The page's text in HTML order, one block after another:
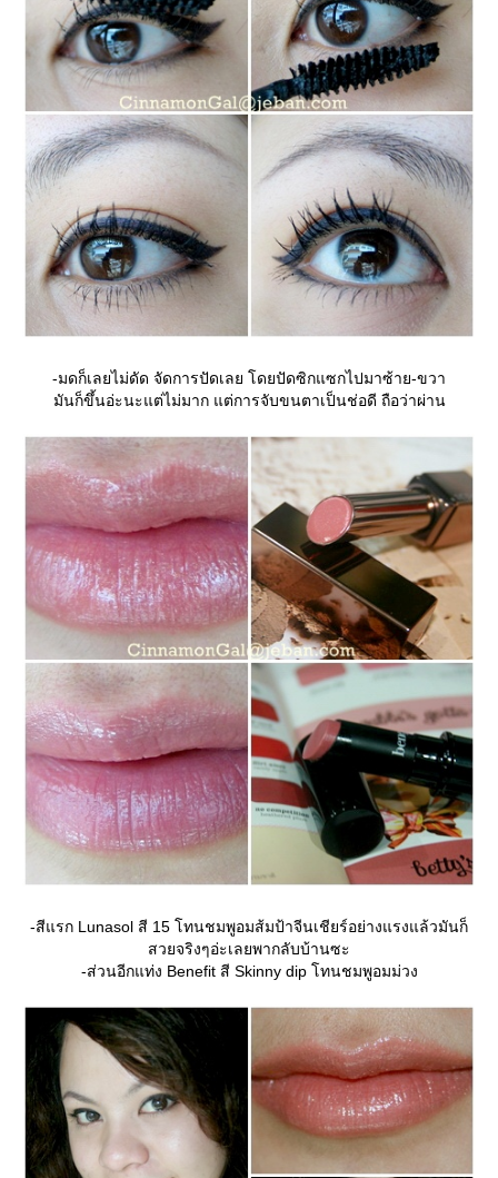
-มดก็เลยไม่ดัด จัดการปัดเลย โดยปัดซิกแซกไปมาซ้าย-ขวา
มันก็ขึ้นอ่ะนะแต่ไม่มาก แต่การจับขนตาเป็นช่อดี ถือว่าผ่าน
-สีแรก Lunasol สี 15 โทนชมพูอมส้มป้าจีนเชียร์อย่างแรงแล้วมันก็
สวยจริงๆอ่ะเลยพากลับบ้านซะ
-ส่วนอีกแท่ง Benefit สี Skinny dip โทนชมพูอมม่วง